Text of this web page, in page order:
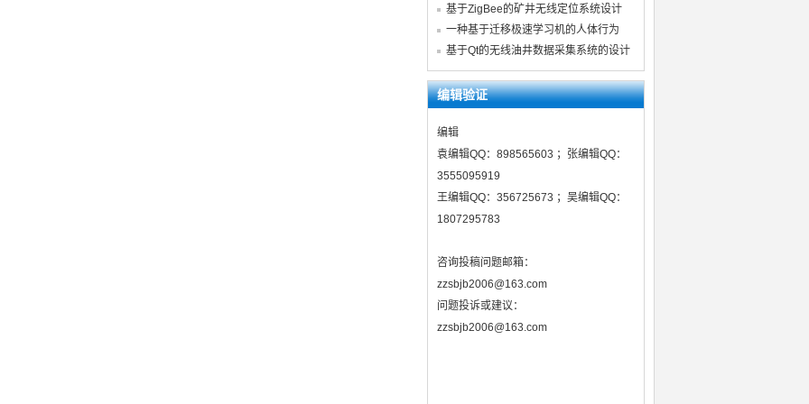
基于ZigBee的矿井无线定位系统设计
一种基于迁移极速学习机的人体行为
基于Qt的无线油井数据采集系统的设计
编辑验证
编辑
袁编辑QQ：898565603 ；张编辑QQ：
3555095919
王编辑QQ：356725673 ；吴编辑QQ：
1807295783
咨询投稿问题邮箱：
zzsbjb2006@163.com
问题投诉或建议：
zzsbjb2006@163.com